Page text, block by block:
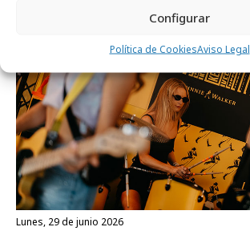
Configurar
Política de CookiesAviso Legal
lunes, 29 de junio 2026